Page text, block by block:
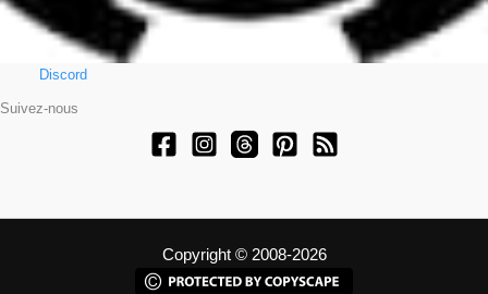
Discord
Suivez-nous
Copyright © 2008-2026